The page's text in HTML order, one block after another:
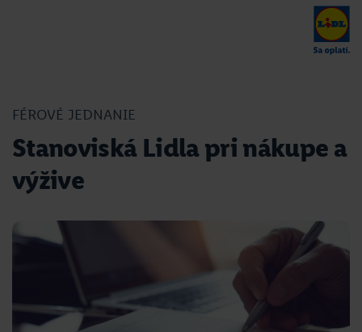
FÉROVÉ JEDNANIE
Stanoviská Lidla pri nákupe a
výžive